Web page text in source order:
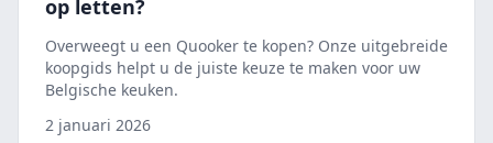
op letten?
Overweegt u een Quooker te kopen? Onze uitgebreide
koopgids helpt u de juiste keuze te maken voor uw
Belgische keuken.
2 januari 2026